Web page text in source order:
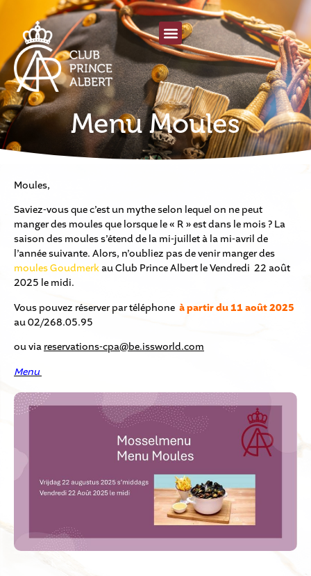
Menu Moules
Moules,
Saviez-vous que c’est un mythe selon lequel on ne peut
manger des moules que lorsque le « R » est dans le mois ? La
saison des moules s’étend de la mi-juillet à la mi-avril de
l’année suivante. Alors, n’oubliez pas de venir manger des
moules Goudmerk au Club Prince Albert le Vendredi 22 août
2025 le midi.
Vous pouvez réserver par téléphone à partir du11 août 2025
au 02/268.05.95
ou via reservations-cpa@be.issworld.com
Menu